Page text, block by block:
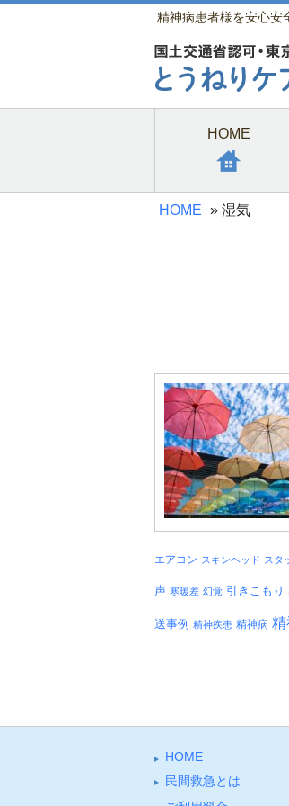
精神病患者様を安心安
HOME
HOME » 湿気
エアコン スキンヘッド スタ
声 寒暖差 幻覚 引きこもり
送事例 精神疾患 精神病 精
HOME
⺠間救急とは